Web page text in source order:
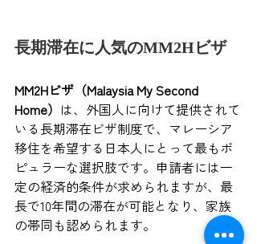
長期滞在に人気のMM2Hビザ
MM2Hビザ（Malaysia My Second
Home） は、外国人に向けて提供されて
いる長期滞在ビザ制度で、マレーシア
移住を希望する日本人にとって最もポ
ピュラーな選択肢です。申請者には一
定の経済的条件が求められますが、最
長で10年間の滞在が可能となり、家族
の帯同も認められます。